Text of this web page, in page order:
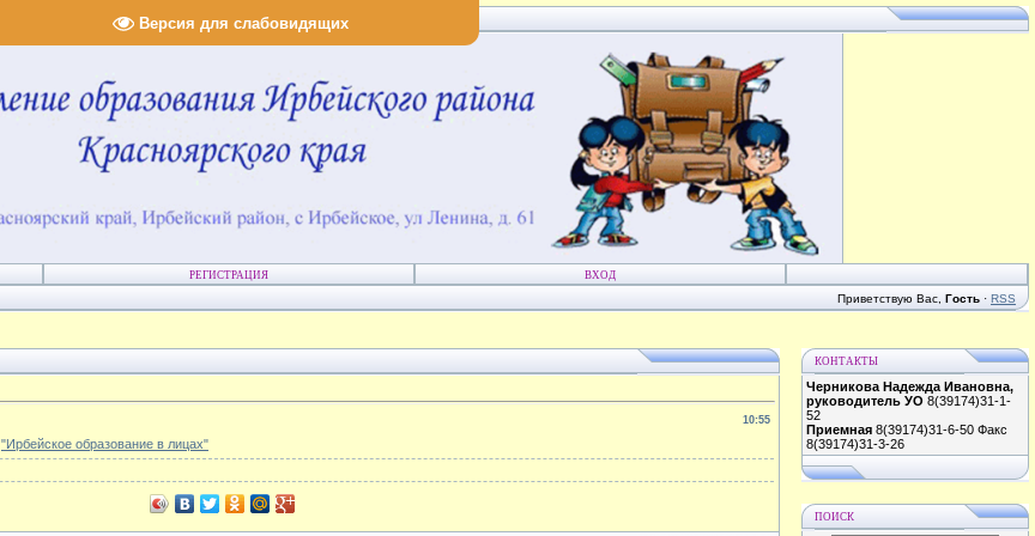
Версия для слабовидящих
РЕГИСТРАЦИЯ ВХОД
Приветствую Вас Гость · RSS
10:55
"Ирбейское образование в лицах"
КОНТАКТЫ
Черникова Надежда Ивановна,
руководитель УО 8(39174)31-1-
52
Приемная 8(39174)31-6-50 Факс
8(39174)31-3-26
ПОИСК